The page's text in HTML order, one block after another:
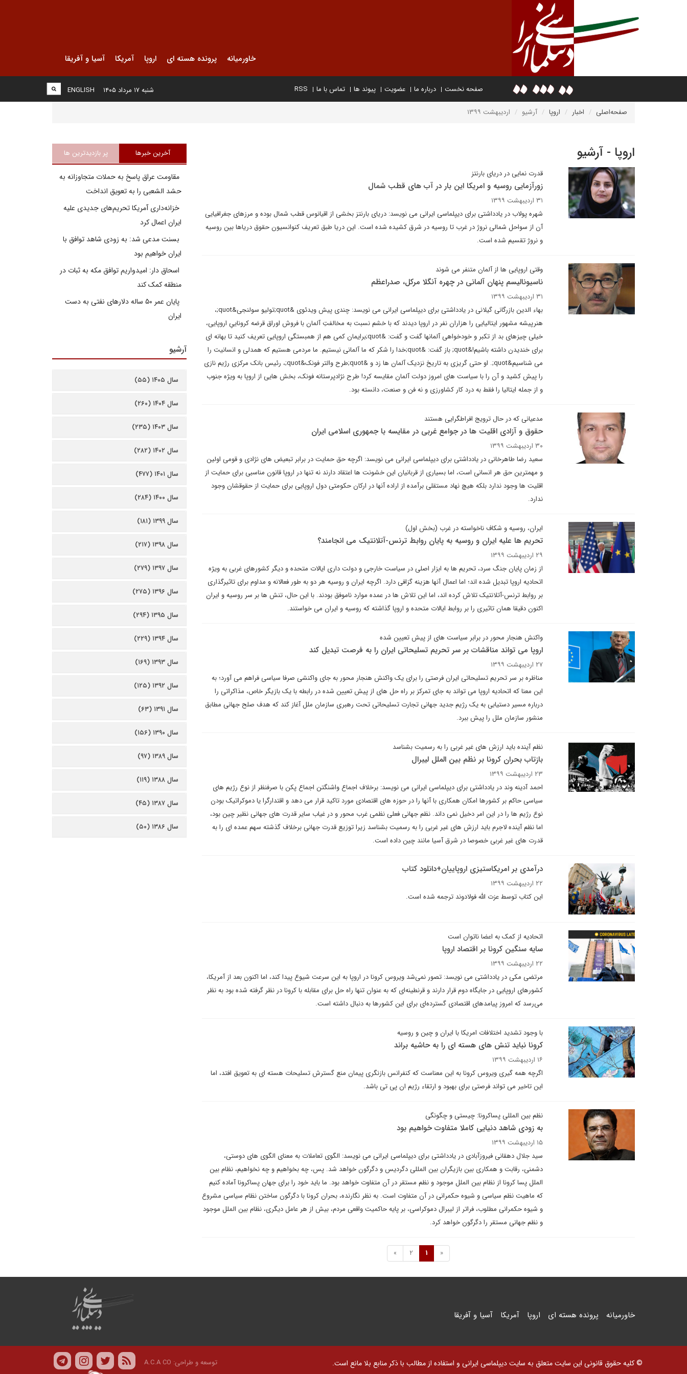
خاورمیانه پرونده هسته ای اروپا آمریکا آسیا و آفریقا
صفحه نخست درباره ما عضویت پیوند ها تماس با ما RSS
ENGLISH شنبه ۱۷ مرداد ۱۴۰۵
صفحه‌اصلی اخبار اروپا آرشیو اردیبهشت ۱۳۹۹
اروپا - آرشیو
قدرت نمایی در دریای بارنتز
زورآزمایی روسیه و امریکا این بار در آب های قطب شمال
۳۱ اردیبهشت ۱۳۹۹
شهره پولاب در یادداشتی برای دیپلماسی ایرانی می نویسد: دریای بارنتز بخشی از اقیانوس قطب شمال بوده و مرزهای جغرافیایی
آن از سواحل شمالی نروژ در غرب تا روسیه در شرق کشیده شده است. این دریا طبق تعریف کنوانسیون حقوق دریاها بین روسیه
و نروژ تقسیم شده است.
وقتی اروپایی ها از آلمان متنفر می شوند
ناسیونالیسم پنهان آلمانی در چهره آنگلا مرکل، صدراعظم
۳۱ اردیبهشت ۱۳۹۹
بهاء الدین بازرگانی گیلانی در یادداشتی برای دیپلماسی ایرانی می نویسد: چندی پیش ویدئوی &quot;تولیو سولنجی&quot;،
هنرپیشه مشهور ایتالیایی را هزاران نفر در اروپا دیدند که با خشم نسبت به مخالفتِ آلمان با فروش اوراق قرضه کروناییِ اروپایی،
خیلی چیزهای بد از تکبر و خودخواهی آلمان‎ها گفت و گفت: &quot;برایمان کمی هم از همبستگی اروپایی تعریف کنید تا بهانه ای
برای خندیدن داشته باشیم!&quot; باز گفت: &quot;خدا را شکر که ما آلمانی نیستیم. ما مردمی هستیم که همدلی و انسانیت را
می شناسیم&quot;. او حتی گریزی به تاریخ نزدیک آلمان ها زد و &quot;طرح والتر فونک&quot;، رئیس بانک مرکزی رژیم نازی
را پیش کشید و آن را با سیاست های امروز دولت آلمان مقایسه کرد! طرح نژادپرستانه فونک، بخش هایی از اروپا به ویژه جنوب
و از جمله ایتالیا را فقط به درد کار کشاورزی و نه فن و صنعت، دانسته بود.
مدعیانی که در حال ترویج افراطگرایی هستند
حقوق و آزادی اقلیت ها در جوامع غربی در مقایسه با جمهوری اسلامی ایران
۳۰ اردیبهشت ۱۳۹۹
سعید رضا طاهرخانی در یادداشتی برای دیپلماسی ایرانی می نویسد: اگرچه حق حمایت در برابر تبعیض های نژادی و قومی اولین
و مهمترین حق هر انسانی است، اما بسیاری از قربانیان این خشونت ها اعتقاد دارند نه تنها در اروپا قانون مناسبی برای حمایت از
اقلیت ها وجود ندارد بلکه هیچ نهاد مستقلی برآمده از اراده آنها در ارکان حکومتی دول اروپایی برای حمایت از حقوقشان وجود
ندارد.
ایران، روسیه و شکاف ناخواسته در غرب (بخش اول)
تحریم ها علیه ایران و روسیه به پایان روابط ترنس-آتلانتیک می انجامند؟
۲۹ اردیبهشت ۱۳۹۹
از زمان پایان جنگ سرد، تحریم ها به ابزار اصلی در سیاست خارجی و دولت داری ایالات متحده و دیگر کشورهای غربی به ویژه
اتحادیه اروپا تبدیل شده اند؛ اما اعمال آنها هزینه گزافی دارد. اگرچه ایران و روسیه هر دو به طور فعالانه و مداوم برای تاثیرگذاری
بر روابط ترنس-آتلانتیک تلاش کرده اند، اما این تلاش ها در عمده موارد ناموفق بودند. با این حال، تنش ها بر سر روسیه و ایران
اکنون دقیقا همان تاثیری را بر روابط ایالات متحده و اروپا گذاشته که روسیه و ایران می خواستند.
واکنش هنجار محور در برابر سیاست های از پیش تعیین شده
اروپا می تواند مناقشات بر سر تحریم تسلیحاتی ایران را به فرصت تبدیل کند
۲۷ اردیبهشت ۱۳۹۹
مناظره بر سر تحریم تسلیحاتی ایران فرصتی را برای یک واکنش هنجار محور به جای واکنشی صرفا سیاسی فراهم می آورد؛ به
این معنا که اتحادیه اروپا می ‌تواند به جای تمرکز بر راه حل های از پیش تعیین شده در رابطه با یک بازیگر خاص، مذاکراتی را
درباره مسیر دستیابی به یک رژیم جدید جهانی تجارت تسلیحاتی تحت رهبری سازمان ملل آغاز کند که هدف صلح جهانی مطابق
منشور سازمان ملل را پیش ببرد.
نظم آینده باید ارزش های غیر غربی را به رسمیت بشناسد
بازتاب بحران کرونا بر نظم بین الملل لیبرال
۲۳ اردیبهشت ۱۳۹۹
احمد آدینه وند در یادداشتی برای دیپلماسی ایرانی می نویسد: برخلاف اجماع واشنگتن اجماع پکن با صرفنظر از نوع رژیم های
سیاسی حاکم بر کشورها امکان همکاری با آنها را در حوزه های اقتصادی مورد تاکید قرار می دهد و اقتدارگرا یا دموکراتیک بودن
نوع رژیم ها را در این امر دخیل نمی داند. نظم جهانی فعلی نظمی غرب محور و در غیاب سایر قدرت های جهانی نظیر چین بود،
اما نظم آینده لاجرم باید ارزش های غیر غربی را به رسمیت بشناسد زیرا توزیع قدرت جهانی برخلاف گذشته سهم عمده ای را به
قدرت های غیر غربی خصوصا در شرق آسیا مانند چین داده است.
درآمدی بر امریکاستیزی اروپاییان+دانلود کتاب
۲۲ اردیبهشت ۱۳۹۹
این کتاب توسط عزت الله فولادوند ترجمه شده است.
اتحادیه از کمک به اعضا ناتوان است
سایه سنگین کرونا بر اقتصاد اروپا
۲۲ اردیبهشت ۱۳۹۹
مرتضی مکی در یادداشتی می نویسد: تصور نمی‌شد ویروس کرونا در اروپا به این سرعت شیوع پیدا کند، اما اکنون بعد از آمریکا،
کشورهای اروپایی در جایگاه دوم قرار دارند و قرنطینه‌ای که به عنوان تنها راه حل برای مقابله با کرونا در نظر گرفته شده بود به نظر
می‌رسد که امروز پیامدهای اقتصادی گسترده‌ای برای این کشورها به دنبال داشته است.
با وجود تشدید اختلافات امریکا با ایران و چین و روسیه
کرونا نباید تنش های هسته ای را به حاشیه براند
۱۶ اردیبهشت ۱۳۹۹
اگرچه همه گیری ویروس کرونا به این معناست که کنفرانس بازنگری پیمان منع گسترش تسلیحات هسته ای به تعویق افتد، اما
این تاخیر می تواند فرصتی برای بهبود و ارتقاء رژیم ان پی تی باشد.
نظم بین المللی پساکرونا: چیستی و چگونگی
به زودی شاهد دنیایی کاملا متفاوت خواهیم بود
۱۵ اردیبهشت ۱۳۹۹
سید جلال دهقانی فیروزآبادی در یادداشتی برای دیپلماسی ایرانی می نویسد: الگوی تعاملات به معنای الگوی های دوستی،
دشمنی، رقابت و همکاری بین بازیگران بین المللی دگردیس و دگرگون خواهد شد. پس، چه بخواهیم و چه نخواهیم، نظام بین
الملل پسا کرونا از نظام بین الملل موجود و نظم مستقر در آن متفاوت خواهد بود. ما باید خود را برای جهان پساکرونا آماده کنیم
که ماهیت نظم سیاسی و شیوه حکمرانی در آن متفاوت است. به نظر نگارنده، بحران کرونا با دگرگون ساختن نظام سیاسی مشروع
و شیوه حکمرانی مطلوب، فراتر از لیبرال دموکراسی، بر پایه حاکمیت واقعی مردم، بیش از هر عامل دیگری، نظام بین الملل موجود
و نظم جهانی مستقر را دگرگون خواهد کرد.
«
1
2
»
آخرین خبرها پر بازدیدترین ها
مقاومت عراق پاسخ به حملات متجاوزانه به
حشد الشعبی را به تعویق انداخت
خزانه‌داری آمریکا تحریم‌های جدیدی علیه
ایران اعمال کرد
بسنت مدعی شد: به زودی شاهد توافق با
ایران خواهیم بود
اسحاق دار: امیدواریم توافق مکه به ثبات در
منطقه کمک کند
پایان عمر ۵۰ ساله دلارهای نفتی به دست
ایران
آرشیو
سال ۱۴۰۵ (۵۵)
سال ۱۴۰۴ (۲۶۰)
سال ۱۴۰۳ (۲۳۵)
سال ۱۴۰۲ (۲۸۲)
سال ۱۴۰۱ (۴۷۷)
سال ۱۴۰۰ (۲۸۴)
سال ۱۳۹۹ (۱۸۱)
سال ۱۳۹۸ (۲۱۷)
سال ۱۳۹۷ (۲۷۹)
سال ۱۳۹۶ (۲۷۵)
سال ۱۳۹۵ (۲۹۴)
سال ۱۳۹۴ (۲۲۹)
سال ۱۳۹۳ (۱۶۹)
سال ۱۳۹۲ (۱۲۵)
سال ۱۳۹۱ (۶۳)
سال ۱۳۹۰ (۱۵۶)
سال ۱۳۸۹ (۹۷)
سال ۱۳۸۸ (۱۱۹)
سال ۱۳۸۷ (۴۵)
سال ۱۳۸۶ (۵۰)
خاورمیانه پرونده هسته ای اروپا آمریکا آسیا و آفریقا
© کلیه حقوق قانونی این سایت متعلق به سایت دیپلماسی ایرانی و استفاده از مطالب با ذکر منابع بلا مانع است. توسعه و طراحی: A.C.A CO